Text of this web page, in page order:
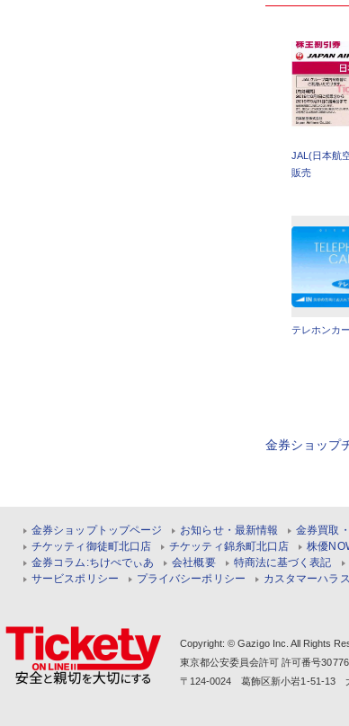
JAL(日本航
販売
テレホンカ
金券ショップ
金券ショップトップページ お知らせ・最新情報 金券買取
チケッティ御徒町北口店
チケッティ錦糸町北口店
株優
金券コラム:ちけぺでぃあ
会社概要 特商法に基づく表記
サービスポリシー
プライバシーポリシー カスタマーハラ
Copyright: © Gazigo Inc. All Rights
東京都公安委員会許可 許可番号
〒124-0024 葛飾区新小岩1-51-13